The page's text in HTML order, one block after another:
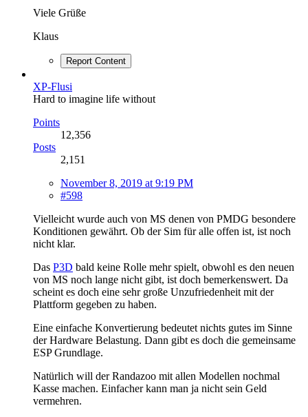
Viele Grüße
Klaus
Report Content
XP-Flusi
Hard to imagine life without
Points
12,356
Posts
2,151
November 8, 2019 at 9:19 PM
#598
Vielleicht wurde auch von MS denen von PMDG besondere
Konditionen gewährt. Ob der Sim für alle offen ist, ist noch
nicht klar.
Das P3D bald keine Rolle mehr spielt, obwohl es den neuen
von MS noch lange nicht gibt, ist doch bemerkenswert. Da
scheint es doch eine sehr große Unzufriedenheit mit der
Plattform gegeben zu haben.
Eine einfache Konvertierung bedeutet nichts gutes im Sinne
der Hardware Belastung. Dann gibt es doch die gemeinsame
ESP Grundlage.
Natürlich will der Randazoo mit allen Modellen nochmal
Kasse machen. Einfacher kann man ja nicht sein Geld
vermehren.